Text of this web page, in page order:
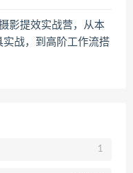
影提效实战营，从本
实战，到高阶工作流搭
1